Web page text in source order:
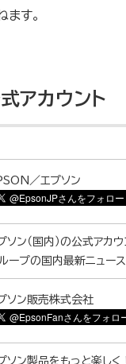
す。
アカウント
／エプソン
ソン（国内）の公式アカ
ープの国内最新ニュース
ソン販売株式会社
ソン製品をもっと楽しく